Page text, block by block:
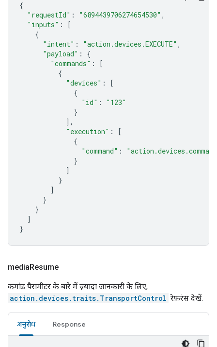
{
"requestId" : "6894439706274654530" ,
"inputs" :
[
{
"intent" : "action.devices.EXECUTE" ,
"payload" :
{
"commands" :
[
{
"devices" :
[
{
"id" :
"123"
}
],
"execution" :
[
{
"command" :
}
]
}
]
}
}
]
}
mediaResume
कमांड पैरामीटर के बारे में ज़्यादा जानकारी के लिए,
action.devices.traits.TransportControl रेफ़रंस देखें.
अनुरोध Response